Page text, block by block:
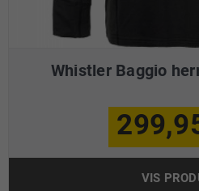
Whistler Baggio
VIS